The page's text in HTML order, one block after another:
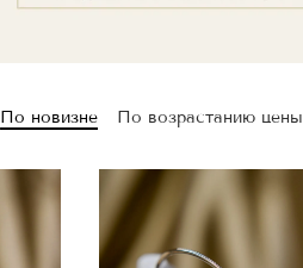
По новизне По возрастанию цены